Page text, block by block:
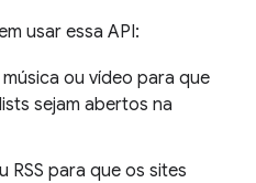
usar essa API:
ou vídeo para que
sejam abertos na
RSS para que os sites